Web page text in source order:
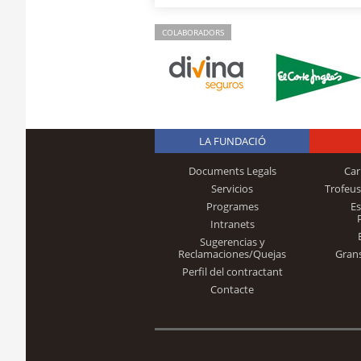
COLABORADORS
LA FUNDACIÓ
Documents Legals
Servicios
Programes
Intranets
Sugerencias y
Reclamaciones/Quejas
Perfil del contractant
Contacte